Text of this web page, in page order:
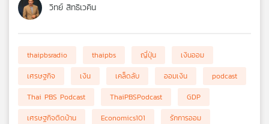
วิทย์ สิทธิเวคิน
thaipbsradio thaipbs ญี่ปุ่น
เงินออม
เศรษฐกิจ
เงิน เคล็ดลับ ออมเงิน
podcast
Thai PBS Podcast
ThaiPBSPodcast
GDP
เศรษฐกิจติดบ้าน
Economics101
รักการออม